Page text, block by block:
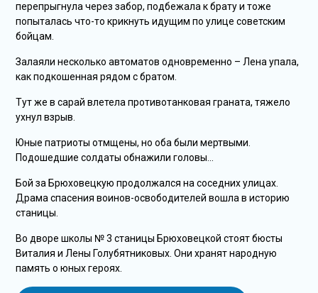
перепрыгнула через забор, подбежала к брату и тоже
попыталась что-то крикнуть идущим по улице советским
бойцам.
Залаяли несколько автоматов одновременно – Лена упала,
как подкошенная рядом с братом.
Тут же в сарай влетела противотанковая граната, тяжело
ухнул взрыв.
Юные патриоты отмщены, но оба были мертвыми.
Подошедшие солдаты обнажили головы…
Бой за Брюховецкую продолжался на соседних улицах.
Драма спасения воинов-освободителей вошла в историю
станицы.
Во дворе школы № 3 станицы Брюховецкой стоят бюсты
Виталия и Лены Голубятниковых. Они хранят народную
память о юных героях.